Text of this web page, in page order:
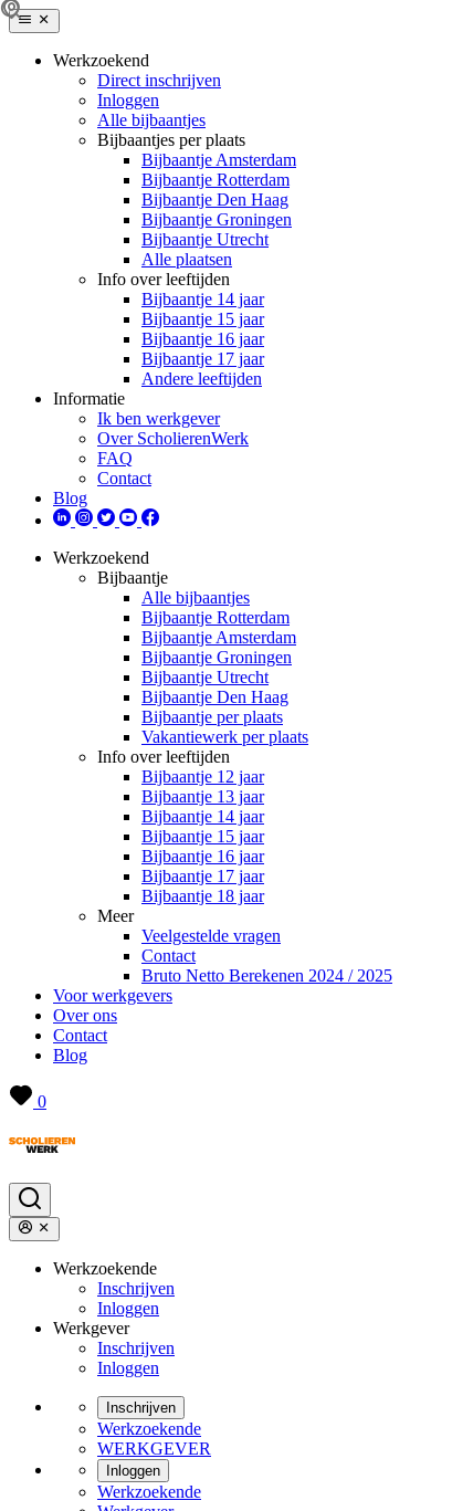
Werkzoekend
Direct inschrijven
Inloggen
Alle bijbaantjes
Bijbaantjes per plaats
Bijbaantje Amsterdam
Bijbaantje Rotterdam
Bijbaantje Den Haag
Bijbaantje Groningen
Bijbaantje Utrecht
Alle plaatsen
Info over leeftijden
Bijbaantje 14 jaar
Bijbaantje 15 jaar
Bijbaantje 16 jaar
Bijbaantje 17 jaar
Andere leeftijden
Informatie
Ik ben werkgever
Over ScholierenWerk
FAQ
Contact
Blog
Werkzoekend
Bijbaantje
Alle bijbaantjes
Bijbaantje Rotterdam
Bijbaantje Amsterdam
Bijbaantje Groningen
Bijbaantje Utrecht
Bijbaantje Den Haag
Bijbaantje per plaats
Vakantiewerk per plaats
Info over leeftijden
Bijbaantje 12 jaar
Bijbaantje 13 jaar
Bijbaantje 14 jaar
Bijbaantje 15 jaar
Bijbaantje 16 jaar
Bijbaantje 17 jaar
Bijbaantje 18 jaar
Meer
Veelgestelde vragen
Contact
Bruto Netto Berekenen 2024 / 2025
Voor werkgevers
Over ons
Contact
Blog
0
Werkzoekende
Inschrijven
Inloggen
Werkgever
Inschrijven
Inloggen
Inschrijven
Werkzoekende
WERKGEVER
Inloggen
Werkzoekende